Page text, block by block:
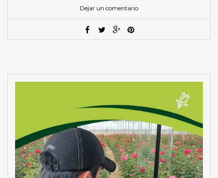
Dejar un comentario